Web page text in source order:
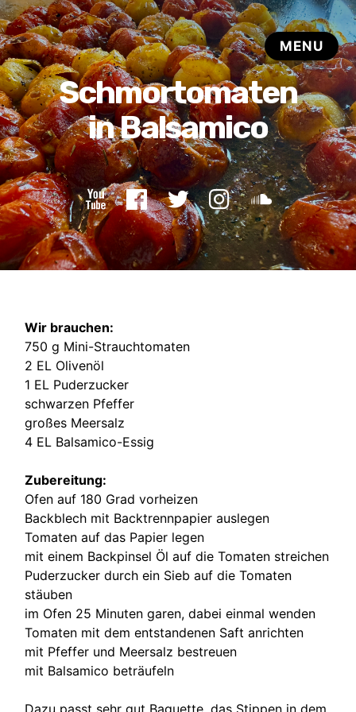
Wir brauchen:
750 g Mini-Strauchtomaten
2 EL Olivenöl
1 EL Puderzucker
schwarzen Pfeffer
großes Meersalz
4 EL Balsamico-Essig
Zubereitung:
Ofen auf 180 Grad vorheizen
Backblech mit Backtrennpapier auslegen
Tomaten auf das Papier legen
mit einem Backpinsel Öl auf die Tomaten streichen
Puderzucker durch ein Sieb auf die Tomaten
stäuben
im Ofen 25 Minuten garen, dabei einmal wenden
Tomaten mit dem entstandenen Saft anrichten
mit Pfeffer und Meersalz bestreuen
mit Balsamico beträufeln
Dazu passt sehr gut Baguette, das Stippen in dem